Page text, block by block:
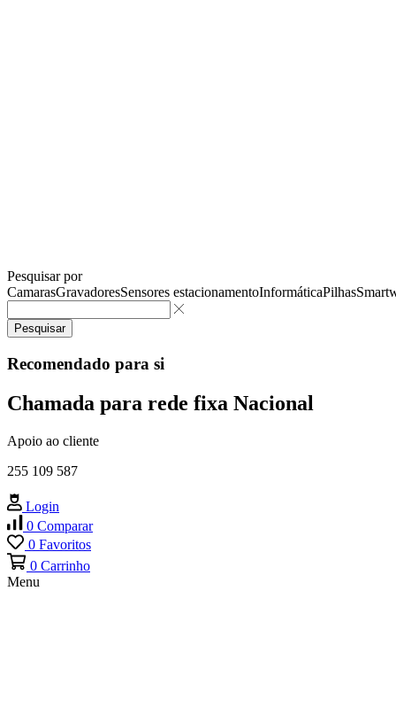
Pesquisar por
CamarasGravadoresSensores estacionamentoInformáticaPilhas
Pesquisar
Recomendado para si
Chamada para rede fixa Nacional
Apoio ao cliente
255 109 587
Login
0 Comparar
0 Favoritos
0 Carrinho
Menu